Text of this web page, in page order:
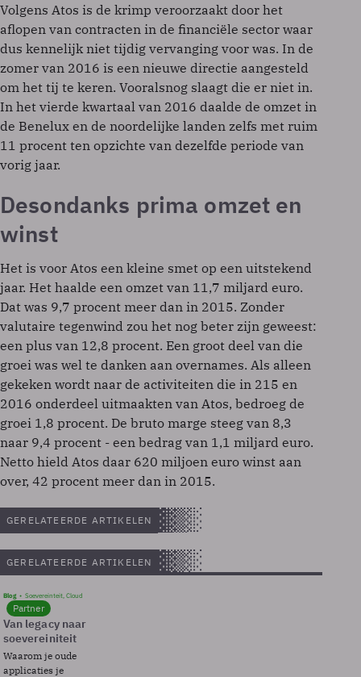
Volgens Atos is de krimp veroorzaakt door het
aflopen van contracten in de financiële sector waar
dus kennelijk niet tijdig vervanging voor was. In de
zomer van 2016 is een nieuwe directie aangesteld
om het tij te keren. Vooralsnog slaagt die er niet in.
In het vierde kwartaal van 2016 daalde de omzet in
de Benelux en de noordelijke landen zelfs met ruim
11 procent ten opzichte van dezelfde periode van
vorig jaar.
Desondanks prima omzet en
winst
Het is voor Atos een kleine smet op een uitstekend
jaar. Het haalde een omzet van 11,7 miljard euro.
Dat was 9,7 procent meer dan in 2015. Zonder
valutaire tegenwind zou het nog beter zijn geweest:
een plus van 12,8 procent. Een groot deel van die
groei was wel te danken aan overnames. Als alleen
gekeken wordt naar de activiteiten die in 215 en
2016 onderdeel uitmaakten van Atos, bedroeg de
groei 1,8 procent. De bruto marge steeg van 8,3
naar 9,4 procent - een bedrag van 1,1 miljard euro.
Netto hield Atos daar 620 miljoen euro winst aan
over, 42 procent meer dan in 2015.
GERELATEERDE ARTIKELEN
GERELATEERDE ARTIKELEN
Blog Soevereinteit, Cloud
Partner
Van legacy naar
soevereiniteit
Waarom je oude
applicaties je